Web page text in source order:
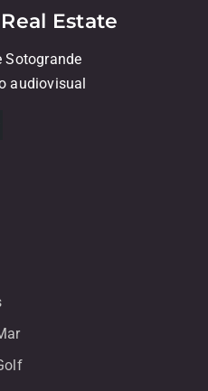
Estate
Sotogrande
audiovisual